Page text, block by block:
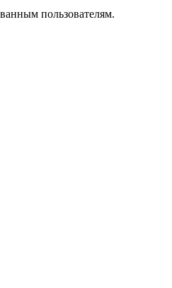
пользователям.